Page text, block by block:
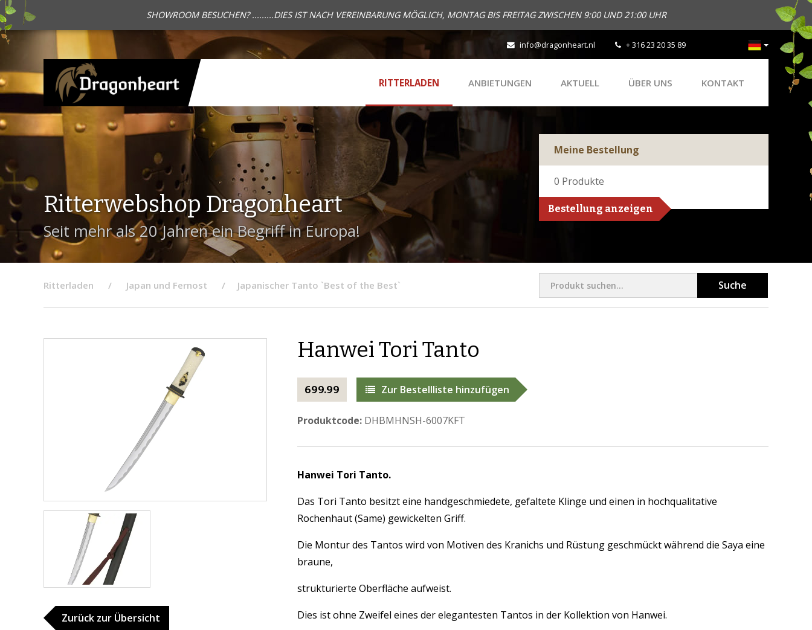
SHOWROOM BESUCHEN? .........DIES IST NACH VEREINBARUNG MÖGLICH, MONTAG BIS FREITAG ZWISCHEN 9:00 UND 21:00 UHR
info@dragonheart.nl + 316 23 20 35 89
RITTERLADEN ANBIETUNGEN AKTUELL ÜBER UNS KONTAKT
Ritterwebshop Dragonheart
Seit mehr als 20 Jahren ein Begriff in Europa!
Meine Bestellung
0 Produkte
Bestellung anzeigen
Ritterladen Japan und Fernost ​​Japanischer Tanto `Best of the Best` Suche
Zurück zur Übersicht
​Hanwei Tori Tanto
699.99 Zur Bestellliste hinzufügen
Produktcode:DHBMHNSH-6007KFT
Hanwei Tori Tanto.
Das Tori Tanto besitzt eine handgeschmiedete, gefaltete Klinge und einen in hochqualitative
Rochenhaut (Same) gewickelten Griff.
Die Montur des Tantos wird von Motiven des Kranichs und Rüstung geschmückt während die Saya eine
braune,
strukturierte Oberfläche aufweist.
Dies ist ohne Zweifel eines der elegantesten Tantos in der Kollektion von Hanwei.